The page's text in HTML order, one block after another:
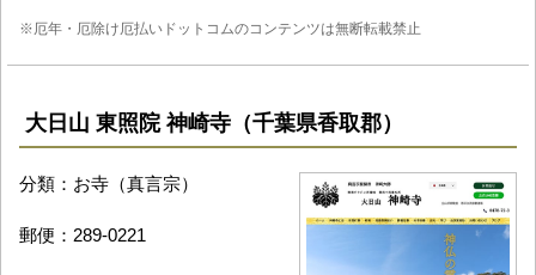
※厄年・厄除け厄払いドットコムのコンテンツは無断転載禁止
大日山 東照院 神崎寺（千葉県香取郡）
分類：お寺（真言宗）
郵便：289-0221